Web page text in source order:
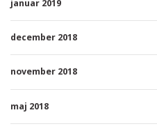
januar 2019
december 2018
november 2018
maj 2018